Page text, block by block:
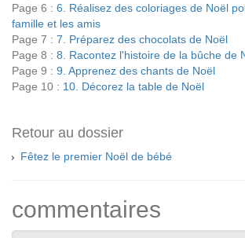
Page 6 : 6. Réalisez des coloriages de Noël
famille et les amis
Page 7 : 7. Préparez des chocolats de Noël
Page 8 : 8. Racontez l'histoire de la bûche de
Page 9 : 9. Apprenez des chants de Noël
Page 10 : 10. Décorez la table de Noël
Retour au dossier
Fêtez le premier Noël de bébé
commentaires